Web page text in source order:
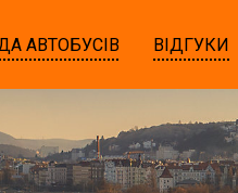
АВТОБУСІВ ВІДГУКИ